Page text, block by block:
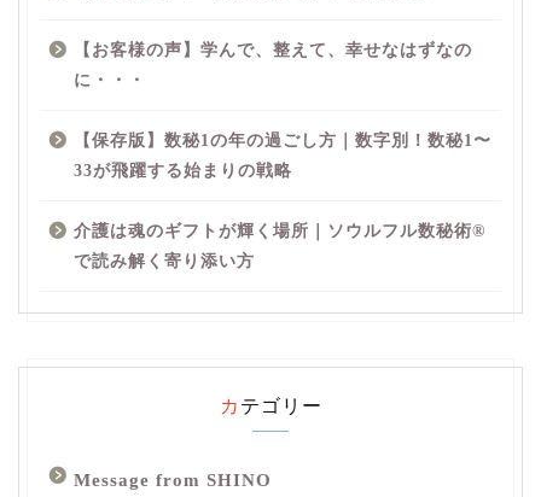
【お客様の声】学んで、整えて、幸せなはずなの
に・・・
【保存版】数秘1の年の過ごし方｜数字別！数秘1〜
33が飛躍する始まりの戦略
介護は魂のギフトが輝く場所｜ソウルフル数秘術®︎
で読み解く寄り添い方
カテゴリー
Message from SHINO